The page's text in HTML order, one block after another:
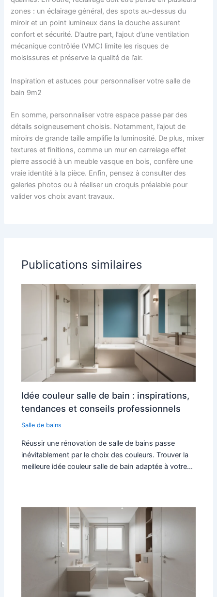
zones : un éclairage général, des spots au-dessus du
miroir et un point lumineux dans la douche assurent
confort et sécurité. D’autre part, l’ajout d’une ventilation
mécanique contrôlée (VMC) limite les risques de
moisissures et préserve la qualité de l’air.
Inspiration et astuces pour personnaliser votre salle de
bain 9m2
En somme, personnaliser votre espace passe par des
détails soigneusement choisis. Notamment, l’ajout de
miroirs de grande taille amplifie la luminosité. De plus, mixer
textures et finitions, comme un mur en carrelage effet
pierre associé à un meuble vasque en bois, confère une
vraie identité à la pièce. Enfin, pensez à consulter des
galeries photos ou à réaliser un croquis préalable pour
valider vos choix avant travaux.
Publications similaires
Idée couleur salle de bain : inspirations,
tendances et conseils professionnels
Salle de bains
Réussir une rénovation de salle de bains passe
inévitablement par le choix des couleurs. Trouver la
meilleure idée couleur salle de bain adaptée à votre…